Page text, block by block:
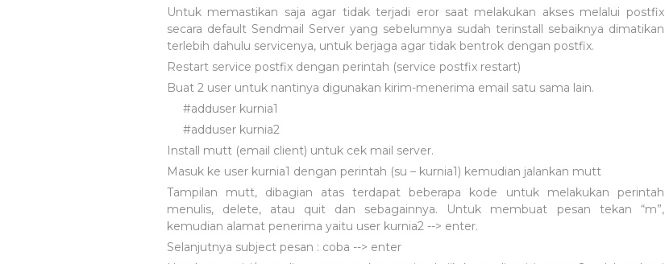
Untuk memastikan saja agar tidak terjadi eror saat melakukan akses melalui postfix
secara default Sendmail Server yang sebelumnya sudah terinstall sebaiknya dimatikan
terlebih dahulu servicenya, untuk berjaga agar tidak bentrok dengan postfix.
Restart service postfix dengan perintah (service postfix restart)
Buat 2 user untuk nantinya digunakan kirim-menerima email satu sama lain.
#adduser kurnia1
#adduser kurnia2
Install mutt (email client) untuk cek mail server.
Masuk ke user kurnia1 dengan perintah (su – kurnia1) kemudian jalankan mutt
Tampilan mutt, dibagian atas terdapat beberapa kode untuk melakukan perintah
menulis, delete, atau quit dan sebagainnya. Untuk membuat pesan tekan “m”,
kemudian alamat penerima yaitu user kurnia2 --> enter.
Selanjutnya subject pesan : coba --> enter